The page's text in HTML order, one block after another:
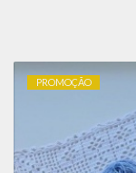
PROMOÇÃO